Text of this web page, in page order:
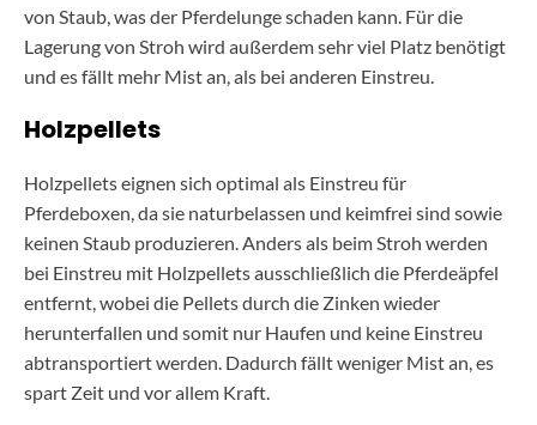
von Staub, was der Pferdelunge schaden kann. Für die
Lagerung von Stroh wird außerdem sehr viel Platz benötigt
und es fällt mehr Mist an, als bei anderen Einstreu.
Holzpellets
Holzpellets eignen sich optimal als Einstreu für
Pferdeboxen, da sie naturbelassen und keimfrei sind sowie
keinen Staub produzieren. Anders als beim Stroh werden
bei Einstreu mit Holzpellets ausschließlich die Pferdeäpfel
entfernt, wobei die Pellets durch die Zinken wieder
herunterfallen und somit nur Haufen und keine Einstreu
abtransportiert werden. Dadurch fällt weniger Mist an, es
spart Zeit und vor allem Kraft.